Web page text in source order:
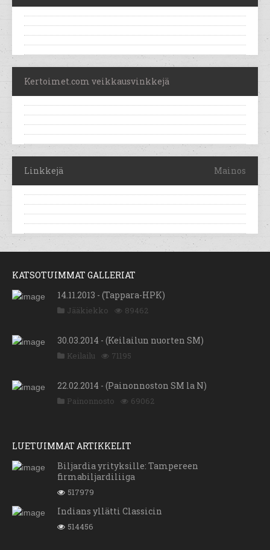
Kertoimet.com veikkausvinkkejä
Linkkejä Mainos
KATSOTUIMMAT GALLERIAT
14.11.2013 - (Tappara-HPK)
Jääkiekko 89462
30.03.2014 - (Keilailun nuorten SM)
Keilailu 71195
22.02.2014 - (Painonnoston SM la N)
Painonnosto 69062
LUETUIMMAT ARTIKKELIT
Biljardia yrityksille: Tampereen
firmabiljardiliiga
517979
Indians yllätti Classicin
514456